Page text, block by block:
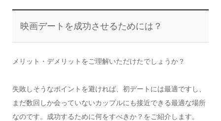
映画デートを成功させるためには？
メリット・デメリットをご理解いただけたでしょうか？
失敗しそうなポイントを避ければ、初デートには最適ですし、
まだ数回しか会っていないカップルにも接近できる最適な場所
なのです。成功するために何をすべきか？をご紹介します。